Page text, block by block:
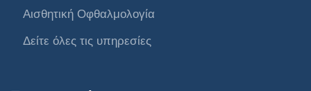
Αισθητική Οφθαλμολογία
Δείτε όλες τις υπηρεσίες